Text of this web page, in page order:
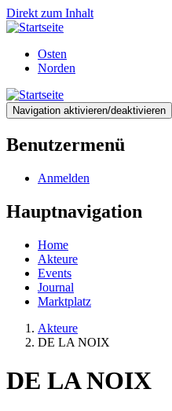
Direkt zum Inhalt
Osten
Norden
Navigation aktivieren/deaktivieren
Benutzermenü
Anmelden
Hauptnavigation
Home
Akteure
Events
Journal
Marktplatz
Akteure
DE LA NOIX
DE LA NOIX